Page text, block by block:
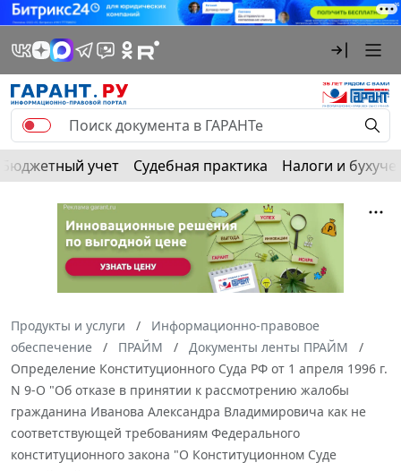
Бюджетный учет Судебная практика Налоги и
Продукты и услуги
Информационно-правовое
обеспечение
ПРАЙМ
Документы ленты ПРАЙМ
Определение Конституционного Суда РФ от 1 апреля 1996 г.
N 9-О "Об отказе в принятии к рассмотрению жалобы
гражданина Иванова Александра Владимировича как не
соответствующей требованиям Федерального
конституционного закона "О Конституционном Суде